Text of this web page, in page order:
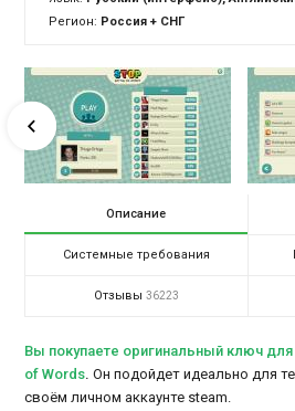
Регион: Россия + СНГ
Описание
Системные требования
Отзывы 36223
Вы покупаете оригинальный ключ
of Words. Он подойдет идеально для
своём личном аккаунте steam.